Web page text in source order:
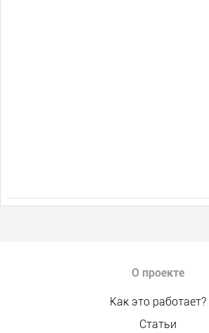
О проекте
Как это работает?
Статьи